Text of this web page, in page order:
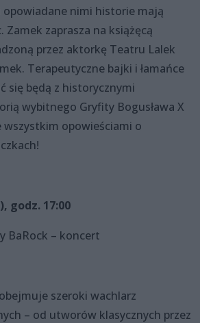
opowiadane nimi historie mają
zaprasza na książęcą
przez aktorkę Teatru Lalek
Terapeutyczne bajki i łamańce
się będą z historycznymi
wybitnego Gryfity Bogusława X
wszystkim opowieściami o
godz. 17:00
BaRock – koncert
szeroki wachlarz
– od utworów klasycznych przez